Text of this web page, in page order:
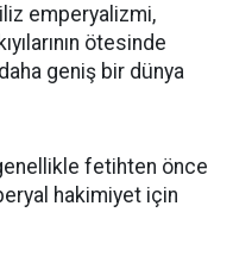
emperyalizmi,
ötesinde
geniş bir dünya
fetihten önce
hakimiyet için